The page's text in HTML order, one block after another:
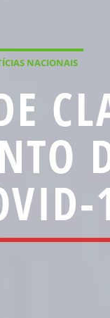
NACIONAIS